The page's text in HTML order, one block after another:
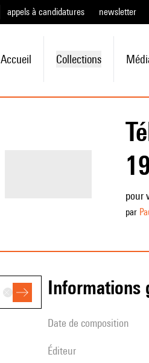
appels à candidatures newsletter
Accueil Collections
pour
par
informations
date de composition
éditeur